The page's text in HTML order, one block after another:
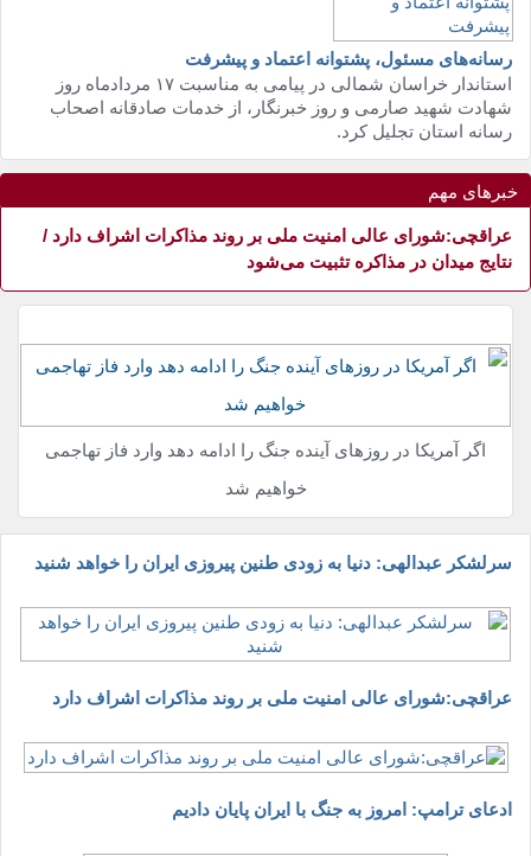
مذاکرات اشراف دارد
رسانه‌های مسئول، پشتوانه اعتماد و پیشرفت
استاندار خراسان شمالی در پیامی به مناسبت ١٧ مردادماه روز
شهادت شهید صارمی و روز خبرنگار، از خدمات صادقانه اصحاب
رسانه استان تجلیل کرد.
خبرهای مهم
عراقچی:شورای عالی امنیت ملی بر روند مذاکرات اشراف دارد /
نتایج میدان در مذاکره تثبیت می‌شود
اگر آمریکا در
آمریکا در اردن هدف موشک‌های بالستیک قرار
سرلشکر عبدالهی: دنیا به زودی طنین پیروزی ایران را خواهد شنید
عراقچی:شورای عالی امنیت ملی بر روند مذاکرات اشراف دارد
ادعای ترامپ: امروز به جنگ با ایران پایان دادیم